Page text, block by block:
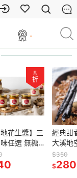
-
8
折
地花生醬】三
任選 無糖 /
烤糖花生抹
擔 新鮮現
經典甜
大溪地
級香草
草味
$350
$280